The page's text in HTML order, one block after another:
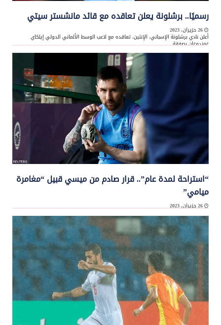
رسميًا.. برشلونة يعلن تعاقده مع قائد مانشستر سيتي
أعلن نادي برشلونة الإسباني، الإنثين، تعاقده مع لاعب الوسط الألماني الدولي إيلكاي
غوندوغان بصفقة ...
“استراحة لمدة عام”.. قرار صادم من ميسي قبيل “مغامرة
ميامي”
26 حزيران, 2023